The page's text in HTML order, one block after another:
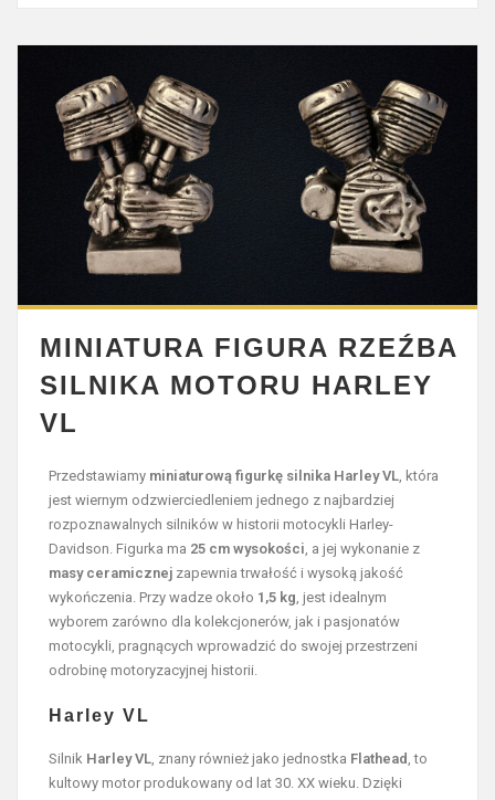
MINIATURA FIGURA RZEŹBA
SILNIKA MOTORU HARLEY
VL
Przedstawiamy miniaturową figurkę silnika Harley VL, która
jest wiernym odzwierciedleniem jednego z najbardziej
rozpoznawalnych silników w historii motocykli Harley-
Davidson. Figurka ma 25 cm wysokości, a jej wykonanie z
masy ceramicznejzapewnia trwałość i wysoką jakość
wykończenia. Przy wadze około 1,5 kg, jest idealnym
wyborem zarówno dla kolekcjonerów, jak i pasjonatów
motocykli, pragnących wprowadzić do swojej przestrzeni
odrobinę motoryzacyjnej historii.
Harley VL
Silnik Harley VL, znany również jako jednostka Flathead , to
kultowy motor produkowany od lat 30. XX wieku. Dzięki